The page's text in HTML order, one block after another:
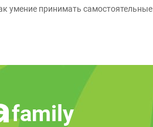
умение принимать самостоятельные
family